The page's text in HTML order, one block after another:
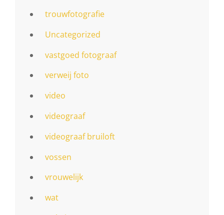
trouwfotografie
Uncategorized
vastgoed fotograaf
verweij foto
video
videograaf
videograaf bruiloft
vossen
vrouwelijk
wat